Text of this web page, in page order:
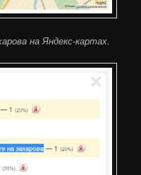
на Яндекс-картах.